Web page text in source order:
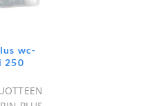
wc-
250